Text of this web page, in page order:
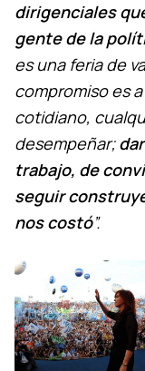
dirigenciales
gente de la
es una feria de
compromiso es
cotidiano,
desempeñar;
trabajo, de
seguir
nos costó”.